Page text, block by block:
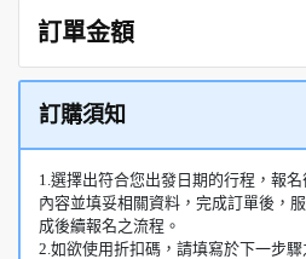
訂單金額
訂購須知
1.選擇出符合您出發日期的行程，報
內容並填妥相關資料，完成訂單後，
成後續報名之流程。
2.如欲使用折扣碼，請填寫於下一步